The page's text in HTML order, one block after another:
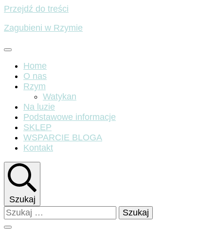
Przejdź do treści
Zagubieni w Rzymie
Home
O nas
Rzym
Watykan
Na luzie
Podstawowe informacje
SKLEP
WSPARCIE BLOGA
Kontakt
Szukaj
Szukaj: